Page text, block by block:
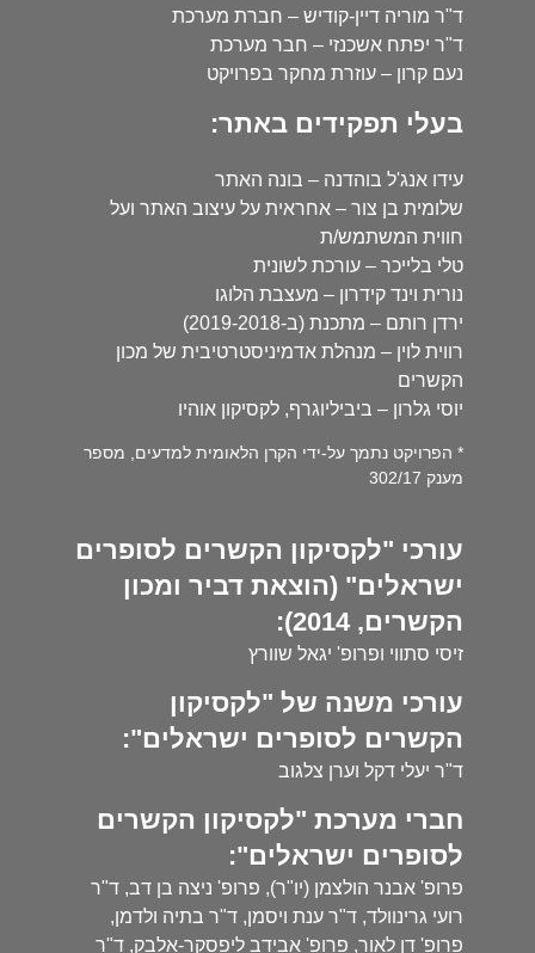
ד"ר מוריה דיין-קודיש – חברת מערכת
ד"ר יפתח אשכנזי – חבר מערכת
נעם קרון – עוזרת מחקר בפרויקט
בעלי תפקידים באתר:
עידו אנג'ל בוהדנה – בונה האתר
שלומית בן צור – אחראית על עיצוב האתר ועל
חווית המשתמש/ת
טלי בלייכר – עורכת לשונית
נורית וינד קידרון – מעצבת הלוגו
ירדן רותם – מתכנת (ב-2019-2018)
רווית לוין – מנהלת אדמיניסטרטיבית של מכון
הקשרים
יוסי גלרון – ביביליוגרף, לקסיקון אוהיו
* הפרויקט נתמך על-ידי הקרן הלאומית למדעים, מספר
מענק 302/17
עורכי "לקסיקון הקשרים לסופרים
ישראלים" (הוצאת דביר ומכון
הקשרים, 2014):
זיסי סתווי ופרופ' יגאל שוורץ
עורכי משנה של "לקסיקון
הקשרים לסופרים ישראלים":
ד"ר יעלי דקל וערן צלגוב
חברי מערכת "לקסיקון הקשרים
לסופרים ישראלים":
פרופ' אבנר הולצמן (יו"ר), פרופ' ניצה בן דב, ד"ר
רועי גרינוולד, ד"ר ענת ויסמן, ד"ר בתיה ולדמן,
פרופ' דן לאור, פרופ' אבידב ליפסקר-אלבק, ד"ר